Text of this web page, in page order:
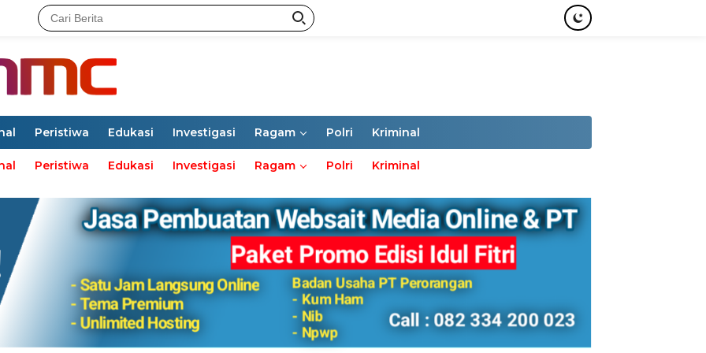
Peristiwa Edukasi Investigasi Ragam Polri Kriminal
Peristiwa Edukasi Investigasi Ragam Polri Kriminal